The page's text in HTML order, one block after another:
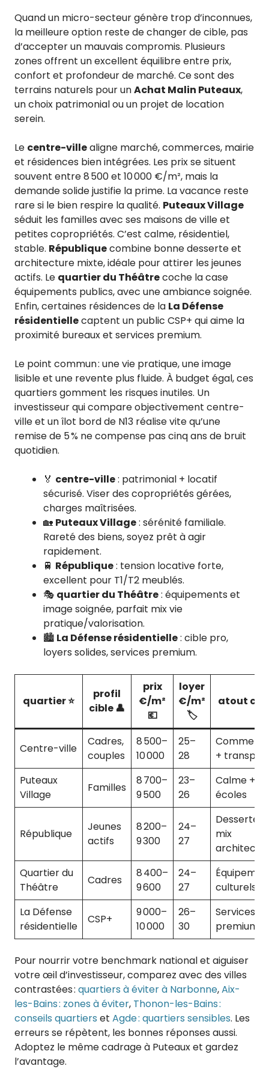
Quand un micro-secteur génère trop d’inconnues,
la meilleure option reste de changer de cible, pas
d’accepter un mauvais compromis. Plusieurs
zones offrent un excellent équilibre entre prix,
confort et profondeur de marché. Ce sont des
terrains naturels pour unAchat Malin Puteaux,
un choix patrimonial ou un projet de location
serein.
Le centre-villealigne marché, commerces, mairie
et résidences bien intégrées. Les prix se situent
souvent entre 8 500 et 10 000 €/m², mais la
demande solide justifie la prime. La vacance reste
rare si le bien respire la qualité. Puteaux Village
séduit les familles avec ses maisons de ville et
petites copropriétés. C’est calme, résidentiel,
stable. Républiquecombine bonne desserte et
architecture mixte, idéale pour attirer les jeunes
actifs. Le quartier du Théâtrecoche la case
équipements publics, avec une ambiance soignée.
Enfin, certaines résidences de la La Défense
résidentiellecaptent un public CSP+ qui aime la
proximité bureaux et services premium.
Le point commun : une vie pratique, une image
lisible et une revente plus fluide. À budget égal, ces
quartiers gomment les risques inutiles. Un
investisseur qui compare objectivement centre-
ville et un îlot bord de N13 réalise vite qu’une
remise de 5 % ne compense pas cinq ans de bruit
quotidien.
🏅 centre-ville: patrimonial + locatif
sécurisé. Viser des copropriétés gérées,
charges maîtrisées.
🏡 Puteaux Village: sérénité familiale.
Rareté des biens, soyez prêt à agir
rapidement.
🚆 République: tension locative forte,
excellent pour T1/T2 meublés.
🎭 quartier du Théâtre: équipements et
image soignée, parfait mix vie
pratique/valorisation.
🏙️ La Défense résidentielle: cible pro,
loyers solides, services premium.
quartier ⭐
profil
cible 👤
prix
€/m²
💶
loyer
€/m²
🏷️
atout clé
Centre-ville
Cadres,
couples
8 500–
10 000
25–
28
+
Puteaux
Village
Familles
8 700–
9 500
23–
26
Calme +
écoles
République
Jeunes
actifs
8 200–
9 300
24–
27
Desserte +
mix
Quartier du
Théâtre
Cadres
8 400–
9 600
24–
27
culturels
La Défense
résidentielle
CSP+
9 000–
10 000
26–
30
Services
premium
Pour nourrir votre benchmark national et aiguiser
votre œil d’investisseur, comparez avec des villes
contrastées : quartiers à éviter à Narbonne,Aix-
les-Bains : zones à éviter, Thonon-les-Bains :
conseils quartiers et Agde : quartiers sensibles. Les
erreurs se répètent, les bonnes réponses aussi.
Adoptez le même cadrage à Puteaux et gardez
l’avantage.